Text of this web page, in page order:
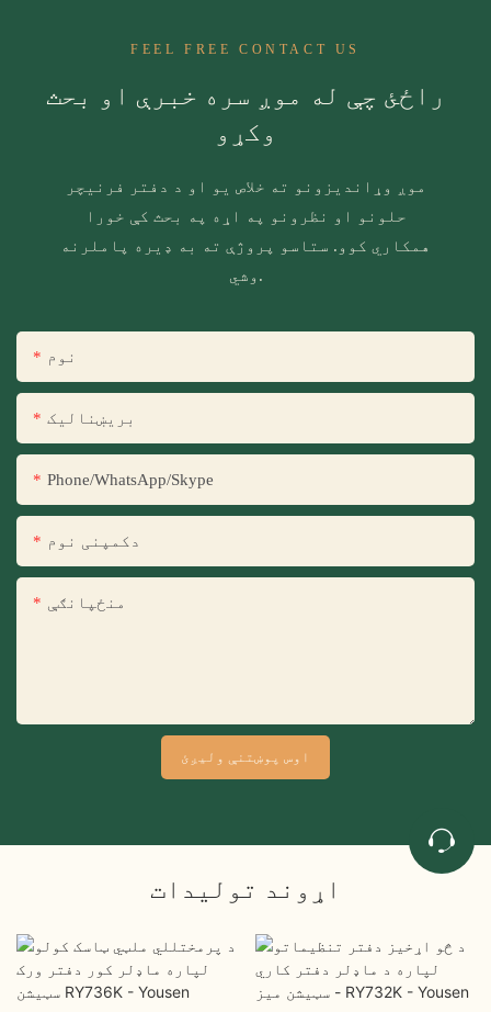
FEEL FREE CONTACT US
راځئ چې له موږ سره خبرې او بحث
وکړو
موږ وړاندیزونو ته خلاص یو او د دفتر فرنیچر
حلونو او نظرونو په اړه په بحث کې خورا
همکاري کوو. ستاسو پروژې ته به ډیره پاملرنه
وشي.
نوم
بریښنالیک
Phone/WhatsApp/Skype
دکمپنی نوم
منځپانګې
اوس پوښتنې ولیږئ
اړوند توليدات